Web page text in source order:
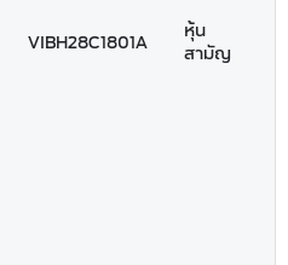
VIBH28C1801A
หุ้น
สามัญ